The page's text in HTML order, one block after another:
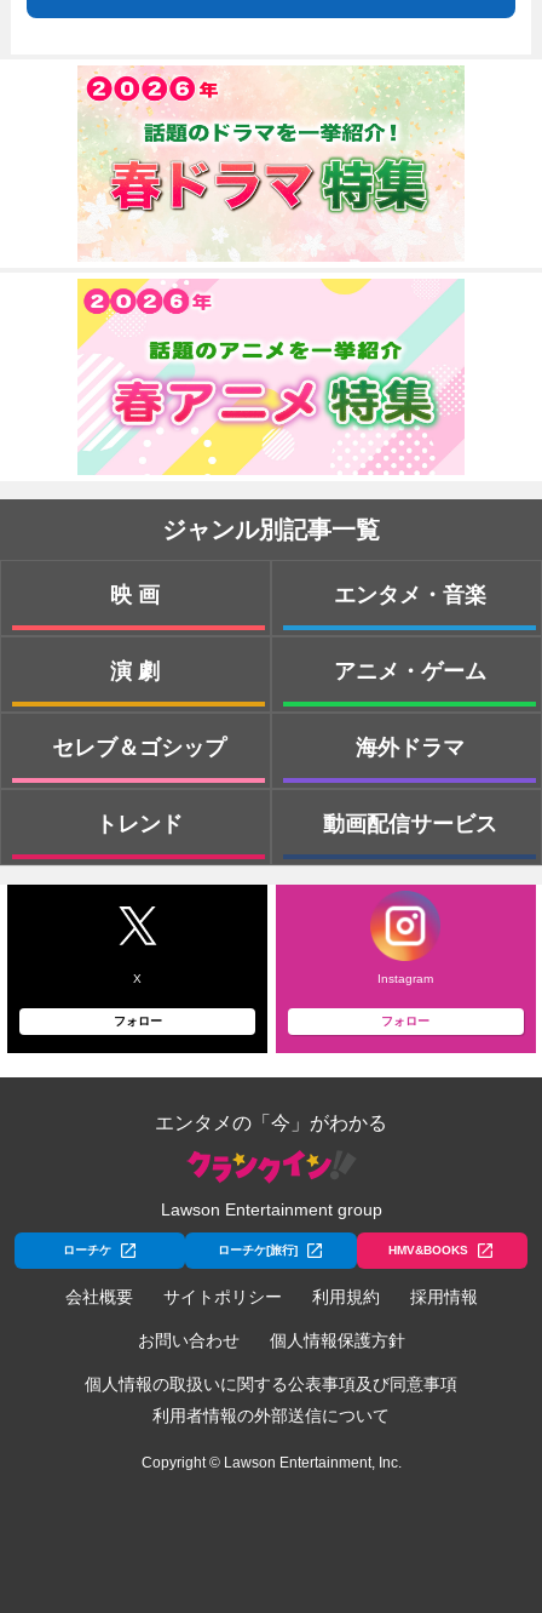
ジャンル別記事一覧
映画
演劇
セレブ＆ゴシップ
トレンド
エンタメ・音楽
アニメ・ゲーム
海外ドラマ
動画配信サービス
X
フォロー
Instagram
フォロー
エンタメの「今」がわかる
Lawson Entertainment group
ローチケ ローチケ[旅行] HMV&BOOKS
会社概要 サイトポリシー 利用規約 採用情報
お問い合わせ 個人情報保護方針
個人情報の取扱いに関する公表事項及び同意事項
利用者情報の外部送信について
Copyright © Lawson Entertainment, Inc.